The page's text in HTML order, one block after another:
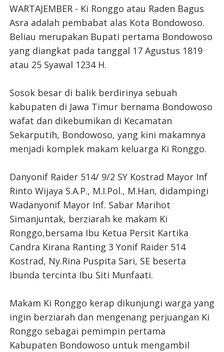
WARTAJEMBER - Ki Ronggo atau Raden Bagus
Asra adalah pembabat alas Kota Bondowoso.
Beliau merupakan Bupati pertama Bondowoso
yang diangkat pada tanggal 17 Agustus 1819
atau 25 Syawal 1234 H.
Sosok besar di balik berdirinya sebuah
kabupaten di Jawa Timur bernama Bondowoso
wafat dan dikebumikan di Kecamatan
Sekarputih, Bondowoso, yang kini makamnya
menjadi komplek makam keluarga Ki Ronggo.
Danyonif Raider 514/ 9/2 SY Kostrad Mayor Inf
Rinto Wijaya S.A.P., M.I.Pol., M.Han, didampingi
Wadanyonif Mayor Inf. Sabar Marihot
Simanjuntak, berziarah ke makam Ki
Ronggo,bersama Ibu Ketua Persit Kartika
Candra Kirana Ranting 3 Yonif Raider 514
Kostrad, Ny.Rina Puspita Sari, SE beserta
Ibunda tercinta Ibu Siti Munfaati.
Makam Ki Ronggo kerap dikunjungi warga yang
ingin berziarah dan mengenang perjuangan Ki
Ronggo sebagai pemimpin pertama
Kabupaten Bondowoso untuk mengambil